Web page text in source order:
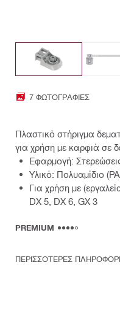
7 ΦΩΤΟΓΡΑΦΊΕΣ
Πλαστικό στήριγμα
για χρήση με καρφιά σε
Εφαρμογή:
Υλικό: Πολυαμίδιο
Για χρήση με
DX 5, DX 6, GX 3
PREMIUM
ΠΕΡΙΣΣΟΤΕΡΕΣ